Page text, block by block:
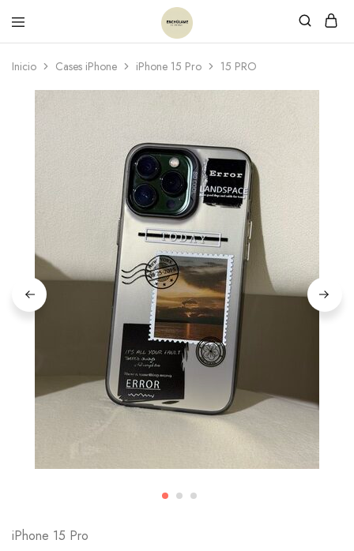
Inicio Cases iPhone iPhone 15 Pro 15 PRO
iPhone 15 Pro